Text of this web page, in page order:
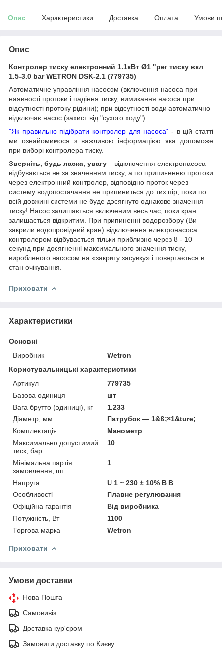
Опис Характеристики Доставка Оплата Умови
Опис
Контролер тиску електронний 1.1кВт Ø1 "рег тиску вкл
1.5-3.0 bar WETRON DSK-2.1 (779735)
Автоматичне управління насосом (включення насоса при
наявності протоки і падіння тиску, вимикання насоса при
відсутності протоку рідини); при відсутності води автоматично
відключає насос (захист від "сухого ходу").
"Як правильно підібрати контролер для насоса" - в цій статті
ми ознайомимося з важливою інформацією яка допоможе
при виборі контролера тиску.
Зверніть, будь ласка, увагу – відключення електронасоса
відбувається не за значенням тиску, а по припиненню протоки
через електронний контролер, відповідно проток через
систему водопостачання не припиниться до тих пір, поки по
всій довжині системи не буде досягнуто однакове значення
тиску! Насос залишається включеним весь час, поки кран
залишається відкритим. При припиненні водорозбору (Ви
закрили водопровідний кран) відключення електронасоса
контролером відбувається тільки приблизно через 8 - 10
секунд при досягненні максимального значення тиску,
виробленого насосом на «закриту засувку» і повертається в
стан очікування.
Приховати
Характеристики
Основні
Виробник
Wetron
Користувальницькі характеристики
Артикул
779735
Базова одиниця
шт
Вага брутто (одиниці), кг
1.233
Діаметр, мм
Патрубок — 1&ß;×1&ture;
Комплектація
Манометр
Максимально допустимий
тиск, бар
10
Мінімальна партія
замовлення, шт
1
Напруга
U 1 ~ 230 ± 10% В В
Особливості
Плавне регулювання
Офіційна гарантія
Від виробника
Потужність, Вт
1100
Торгова марка
Wetron
Приховати
Умови доставки
Нова Пошта
Самовивіз
Доставка кур'єром
Замовити доставку по Києву